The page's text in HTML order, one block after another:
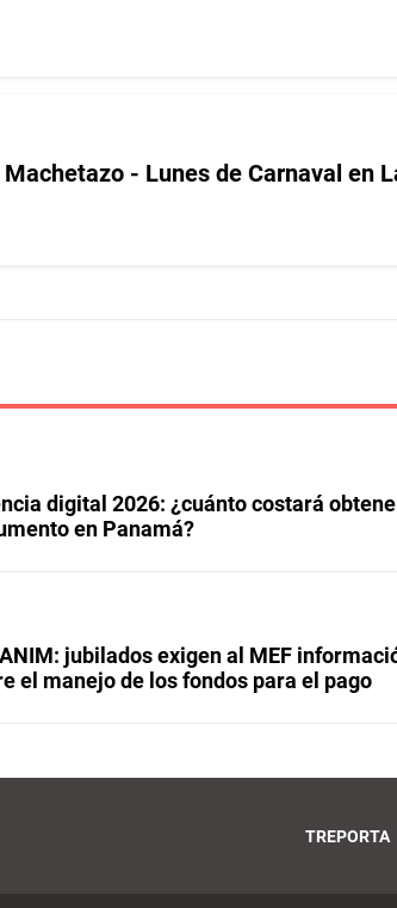
- Lunes de Carnaval en
digital 2026: ¿cuánto costará
en Panamá?
jubilados exigen al MEF
el manejo de los fondos para el pago
TREPORTA